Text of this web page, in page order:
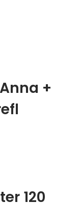
+
120